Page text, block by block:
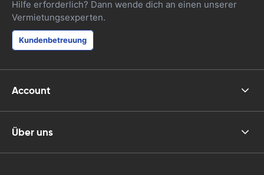
Hilfe erforderlich? Dann wende dich an einen unserer
Vermietungsexperten.
Kundenbetreuung
Account
Über uns